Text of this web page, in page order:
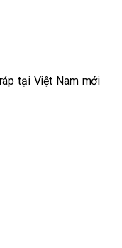
tại Việt Nam mới